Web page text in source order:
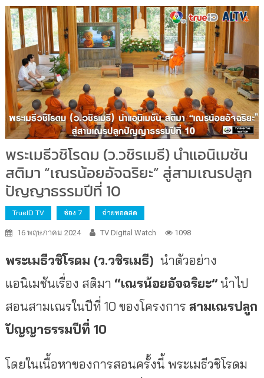
พระเมธีวชิโรดม (ว.วชิรเมธี) นำแอนิเมชัน
สติมา “เณรน้อยอัจฉริยะ” สู่สามเณรปลูก
ปัญญาธรรมปีที่ 10
TrueID TV ช่อง 7 ถ่ายทอดสด
16 พฤษภาคม 2024 TV Digital Watch 1098
พระเมธีวชิโรดม (ว.วชิรเมธี) นำตัวอย่าง
แอนิเมชันเรื่อง สติมา “เณรน้อยอัจฉริยะ”นำไป
สอนสามเณรในปีที่ 10 ของโครงการ สามเณรปลูก
ปัญญาธรรมปีที่ 10
โดยในเนื้อหาของการสอนครั้งนี้ พระเมธีวชิโรดม